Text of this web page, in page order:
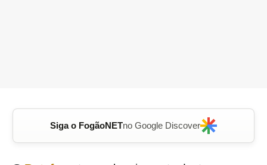
Siga o FogãoNETno Google Discover